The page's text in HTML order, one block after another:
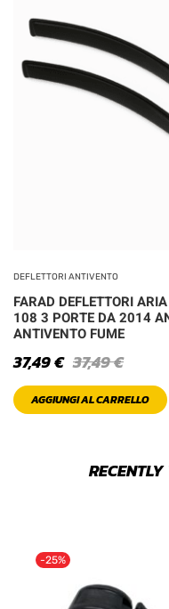
DEFLETTORI ANTIVENTO
FARAD DEFLETTORI
108 3 PORTE DA 2014
ANTIVENTO FUME
37,49€
37,49€
AGGIUNGI AL CARRELLO
-25%